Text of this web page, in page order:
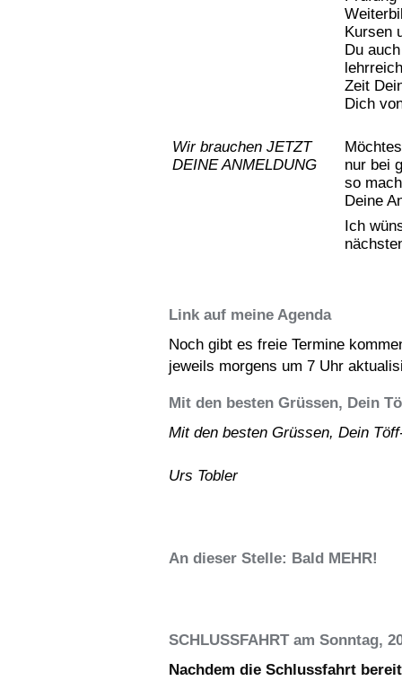
Kursen
Du
Zeit
Dich
Wir brauchen JETZT
DEINE ANMELDUNG
nur bei
so
Deine
Ich
Link auf meine Agenda
Noch gibt es freie Termine
jeweils morgens um 7 Uhr
Mit den besten Grüssen, Dein
Mit den besten Grüssen, Dein
Urs Tobler
An dieser Stelle: Bald MEHR!
SCHLUSSFAHRT am Sonntag,
Nachdem die Schlussfahrt